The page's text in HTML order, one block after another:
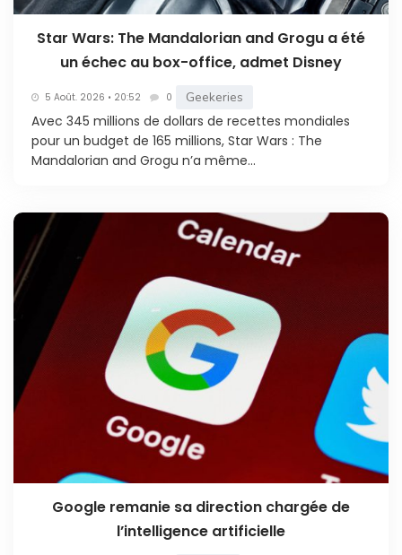
Star Wars: The Mandalorian and Grogu a été
un échec au box-office, admet Disney
5 Août. 2026 • 20:52 0 Geekeries
Avec 345 millions de dollars de recettes mondiales
pour un budget de 165 millions, Star Wars : The
Mandalorian and Grogu n’a même...
Google remanie sa direction chargée de
l’intelligence artificielle